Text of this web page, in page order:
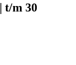
t/m 30